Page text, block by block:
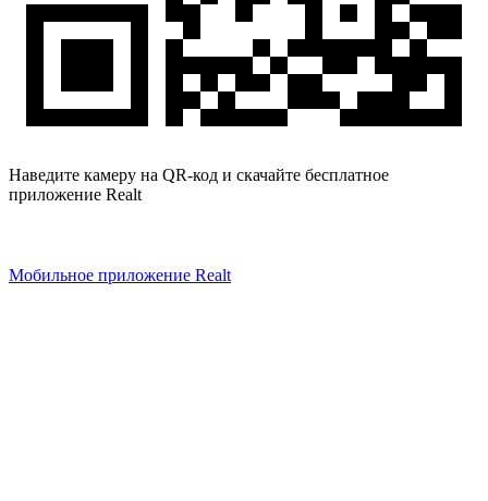
Наведите камеру на QR-код и скачайте бесплатное
приложение Realt
Мобильное приложение Realt